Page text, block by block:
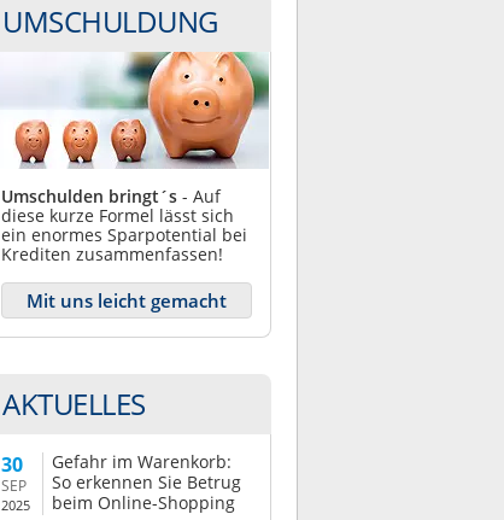
UMSCHULDUNG
Umschulden bringt´s - Auf
diese kurze Formel lässt sich
ein enormes Sparpotential bei
Krediten zusammenfassen!
Mit uns leicht gemacht
AKTUELLES
30
SEP
2025
Gefahr im Warenkorb:
So erkennen Sie Betrug
beim Online-Shopping